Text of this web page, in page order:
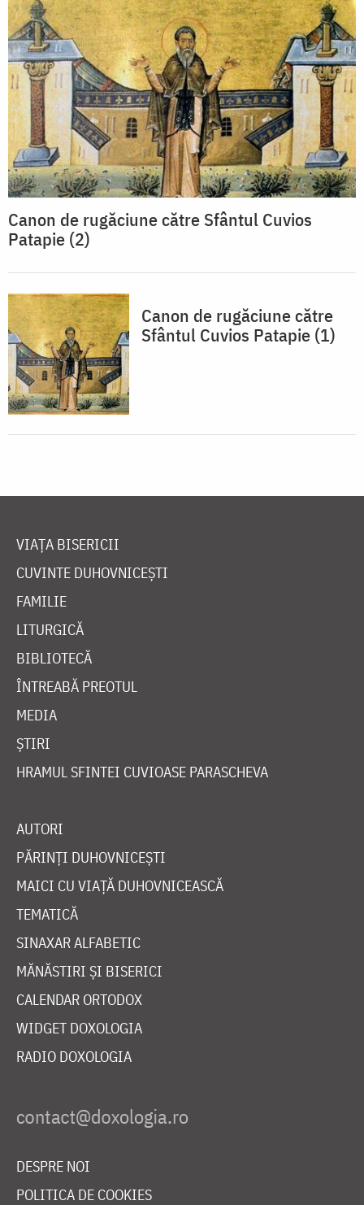
Canon de rugăciune către Sfântul Cuvios
Patapie (2)
Canon de rugăciune către
Sfântul Cuvios Patapie (1)
VIAȚA BISERICII
CUVINTE DUHOVNICEȘTI
FAMILIE
LITURGICĂ
BIBLIOTECĂ
ÎNTREABĂ PREOTUL
MEDIA
ȘTIRI
HRAMUL SFINTEI CUVIOASE PARASCHEVA
AUTORI
PĂRINȚI DUHOVNICEȘTI
MAICI CU VIAȚĂ DUHOVNICEASCĂ
TEMATICĂ
SINAXAR ALFABETIC
MĂNĂSTIRI ȘI BISERICI
CALENDAR ORTODOX
WIDGET DOXOLOGIA
RADIO DOXOLOGIA
DESPRE NOI
POLITICA DE COOKIES